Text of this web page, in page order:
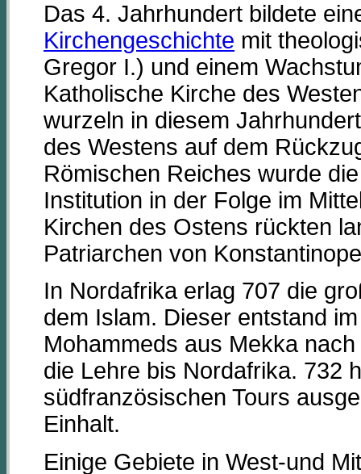
Das 4. Jahrhundert bildete
Kirchengeschichte mit
Gregor I.) und einem
Katholische Kirche des
wurzeln in diesem
des Westens auf dem
Römischen Reiches wurde
Institution in der Folge im
Kirchen des Ostens rückten
Patriarchen von
In Nordafrika erlag 707 die
dem Islam. Dieser entstand
Mohammeds aus Mekka
die Lehre bis Nordafrika. 732
südfranzösischen Tours
Einhalt.
Einige Gebiete in West-und